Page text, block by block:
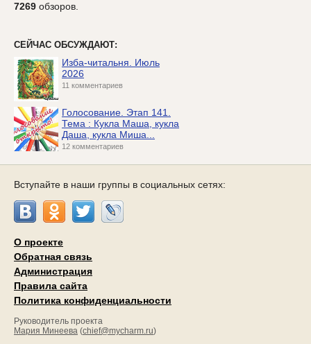
7269 обзоров.
СЕЙЧАС ОБСУЖДАЮТ:
Изба-читальня. Июль
2026
11 комментариев
Голосование. Этап 141.
Тема : Кукла Маша, кукла
Даша, кукла Миша...
12 комментариев
Вступайте в наши группы в социальных сетях:
О проекте
Обратная связь
Администрация
Правила сайта
Политика конфиденциальности
Руководитель проекта
Мария Минеева (chief@mycharm.ru)